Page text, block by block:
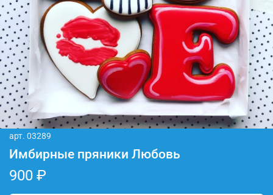
арт. 03289
Имбирные пряники Любовь
900 ₽